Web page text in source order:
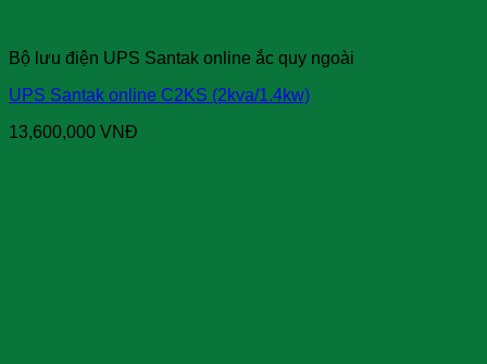
Bộ lưu điện UPS Santak online ắc quy ngoài
UPS Santak online C2KS (2kva/1.4kw)
13,600,000 VNĐ